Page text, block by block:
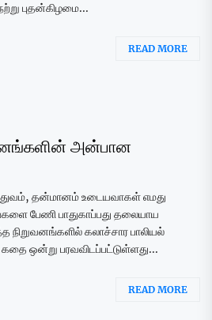
புதன்கிழமை...
READ MORE
அன்பான
தன்மானம் உடையவாகள் எமது
பேணி பாதுகாப்பது தலையாய
நிறுவனங்களில் கலாச்சார பாலியல்
ஒன்று பரவவிடப்பட்டுள்ளது...
READ MORE